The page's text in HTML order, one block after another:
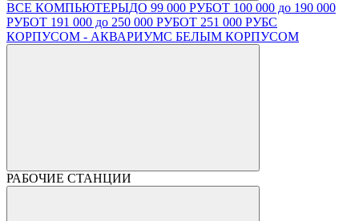
ВСЕ КОМПЬЮТЕРЫДО 99 000 РУБОТ 100 000 до 190 000
РУБОТ 191 000 до 250 000 РУБОТ 251 000 РУБС
КОРПУСОМ - АКВАРИУМС БЕЛЫМ КОРПУСОМ
РАБОЧИЕ СТАНЦИИ